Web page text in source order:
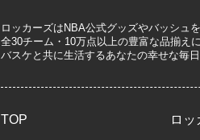
ロッカーズはNBA公式グッズやバッシュ
全30チーム・10万点以上の豊富な品揃え
バスケと共に生活するあなたの幸せな毎
TOP ロ